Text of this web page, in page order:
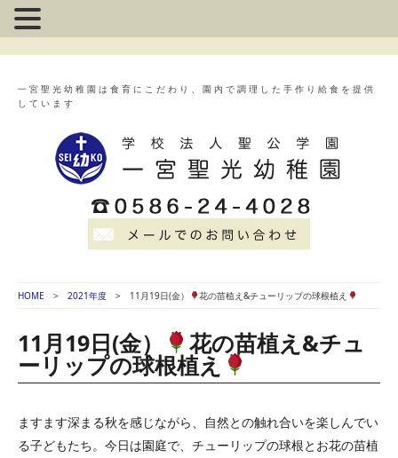
一宮聖光幼稚園は食育にこだわり、園内で調理した手作り給食を提供
しています
HOME 2021年度 11月19日(金） 花の苗植え&チューリップの球根植え
11月19日(金） 花の苗植え&チュ
ーリップの球根植え
ますます深まる秋を感じながら、自然との触れ合いを楽しんでい
る子どもたち。今日は園庭で、チューリップの球根とお花の苗植